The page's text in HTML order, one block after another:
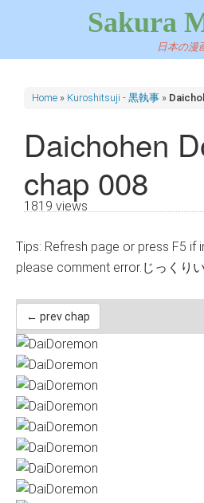
Sakura
日本の漫
Home » Kuroshitsuji - 黒執事 »
Daichohen
chap 008
1819 views
Tips: Refresh page or press F5 if
please comment error.じっくりい
← prev chap